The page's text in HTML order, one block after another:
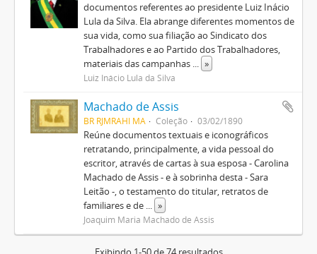
documentos referentes ao presidente Luiz Inácio
Lula da Silva. Ela abrange diferentes momentos de
sua vida, como sua filiação ao Sindicato dos
Trabalhadores e ao Partido dos Trabalhadores,
materiais das campanhas ... »
Luiz Inácio Lula da Silva
Machado de Assis
BR RJMRAHI MA Coleção 03/02/1890
Reúne documentos textuais e iconográficos
retratando, principalmente, a vida pessoal do
escritor, através de cartas à sua esposa - Carolina
Machado de Assis - e à sobrinha desta - Sara
Leitão -, o testamento do titular, retratos de
familiares e de ... »
Joaquim Maria Machado de Assis